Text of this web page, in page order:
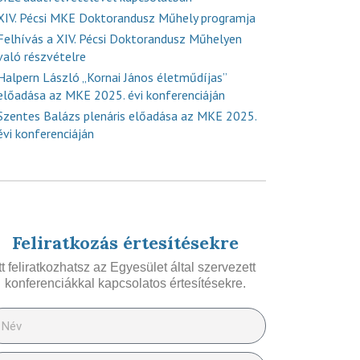
Pécsi MKE Doktorandusz Műhely programja
a XIV. Pécsi Doktorandusz Műhelyen
részvételre
László „Kornai János életműdíjas”
az MKE 2025. évi konferenciáján
Balázs plenáris előadása az MKE 2025.
konferenciáján
Feliratkozás értesítésekre
feliratkozhatsz az Egyesület által szervezett
konferenciákkal kapcsolatos értesítésekre.